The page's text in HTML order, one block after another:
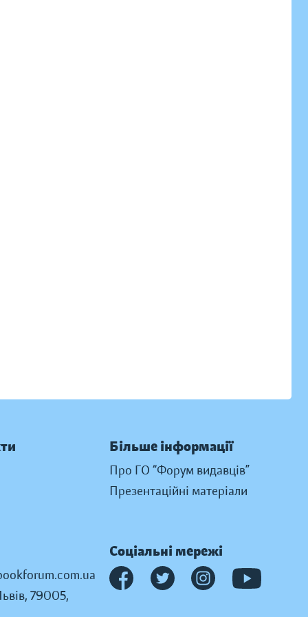
Більше інформації
Про ГО “Форум видавців”
Презентаційні матеріали
79005,
Соціальні мережі